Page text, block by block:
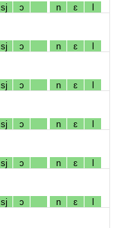
sj ɔ n ɛ l
sj ɔ n ɛ l
sj ɔ n ɛ l
sj ɔ n ɛ l
sj ɔ n ɛ l
sj ɔ n ɛ l